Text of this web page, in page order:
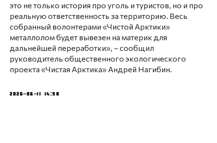
это не только история про уголь и туристов, но и про
реальную ответственность за территорию. Весь
собранный волонтерами «Чистой Арктики»
металлолом будет вывезен на материк для
дальнейшей переработки», – сообщил
руководитель общественного экологического
проекта «Чистая Арктика» Андрей Нагибин.
2026-06-11 14:58